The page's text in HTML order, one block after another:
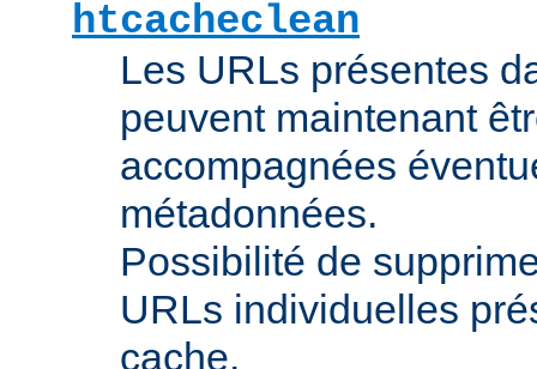
htcacheclean
Les URLs présentes
peuvent maintenant
accompagnées
métadonnées.
Possibilité de
URLs individuelles
cache.